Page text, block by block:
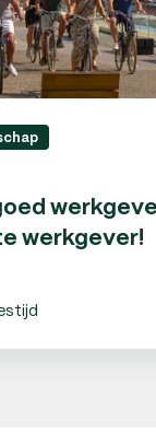
werkgever!